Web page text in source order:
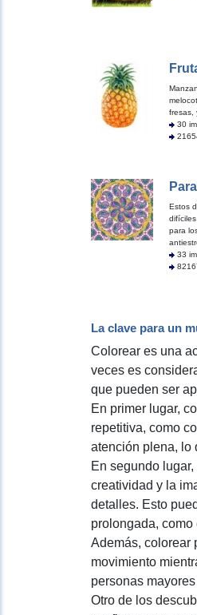
fresas,
30
Estos
para
33
La clave para un
Colorear es una
veces es
que pueden ser
En primer lugar,
repetitiva, como
atención plena, lo
En segundo
creatividad y la
detalles. Esto
prolongada,
Además, colorear
movimiento
personas
Otro de los